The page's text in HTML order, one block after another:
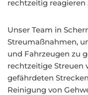
rechtzeitig reagieren
Unser Team in
Streumaßnahmen,
und Fahrzeugen zu
rechtzeitige Streuen
gefährdeten
Reinigung von